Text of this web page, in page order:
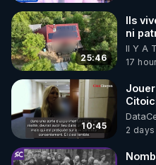
En
de
‘qui
une
pour
juges
les
25:46
Ils
ni
Il Y A
17
10:45
2